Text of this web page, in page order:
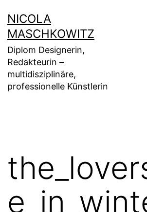
Inhalt
springen
NICOLA
MASCHKOWITZ
Diplom Designerin,
Redakteurin –
multidisziplinäre,
professionelle Künstlerin